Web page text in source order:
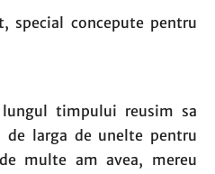
special concepute pentru
timpului reusim sa
de larga de unelte pentru
multe am avea, mereu